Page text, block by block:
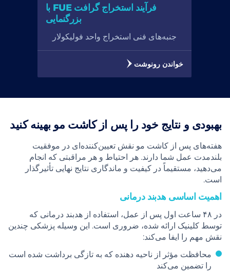
فرآیند استخراج گرافت FUE با
بزرگنمایی
جنبه‌های فنی استخراج واحد فولیکولار
خواندن رونوشت
بهبودی و نتایج خود را پس از کاشت مو بهینه کنید
هفته‌های پس از کاشت مو نقش تعیین‌کننده‌ای در موفقیت
بلندمدت عمل شما دارند. هر احتیاط و هر مراقبتی که انجام
می‌دهید، مستقیماً در کیفیت و ماندگاری نتایج نهایی تأثیرگذار
است.
اهمیت اساسی هدبند درمانی
در ۴۸ ساعت اول پس از عمل، استفاده از هدبند درمانی که
توسط کلینیک ارائه شده، ضروری است. این وسیله پزشکی چندین
نقش مهم را ایفا می‌کند:
محافظت مؤثر از ناحیه دهنده که به تازگی برداشت شده است
را تضمین می‌کند